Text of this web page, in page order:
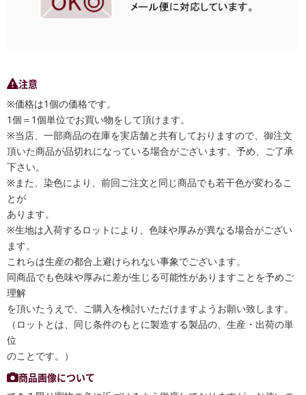
注意
※価格は1個の価格です。
1個＝1個単位でお買い物をして頂けます。
※当店、一部商品の在庫を実店舗と共有しておりますので、御注文
頂いた商品が品切れになっている場合がございます。予め、ご了承
下さい。
※また、染色により、前回ご注文と同じ商品でも若干色が変わるこ
とが
あります。
※生地は入荷するロットにより、色味や厚みが異なる場合がござい
ます。
これらは生産の都合上避けられない事象でございます。
同商品でも色味や厚みに差が生じる可能性がありますことを予めご
理解
を頂いたうえで、ご購入を検討いただけますようお願い致します。
（ロットとは、同じ条件のもとに製造する製品の、生産・出荷の単
位
のことです。）
商品画像について